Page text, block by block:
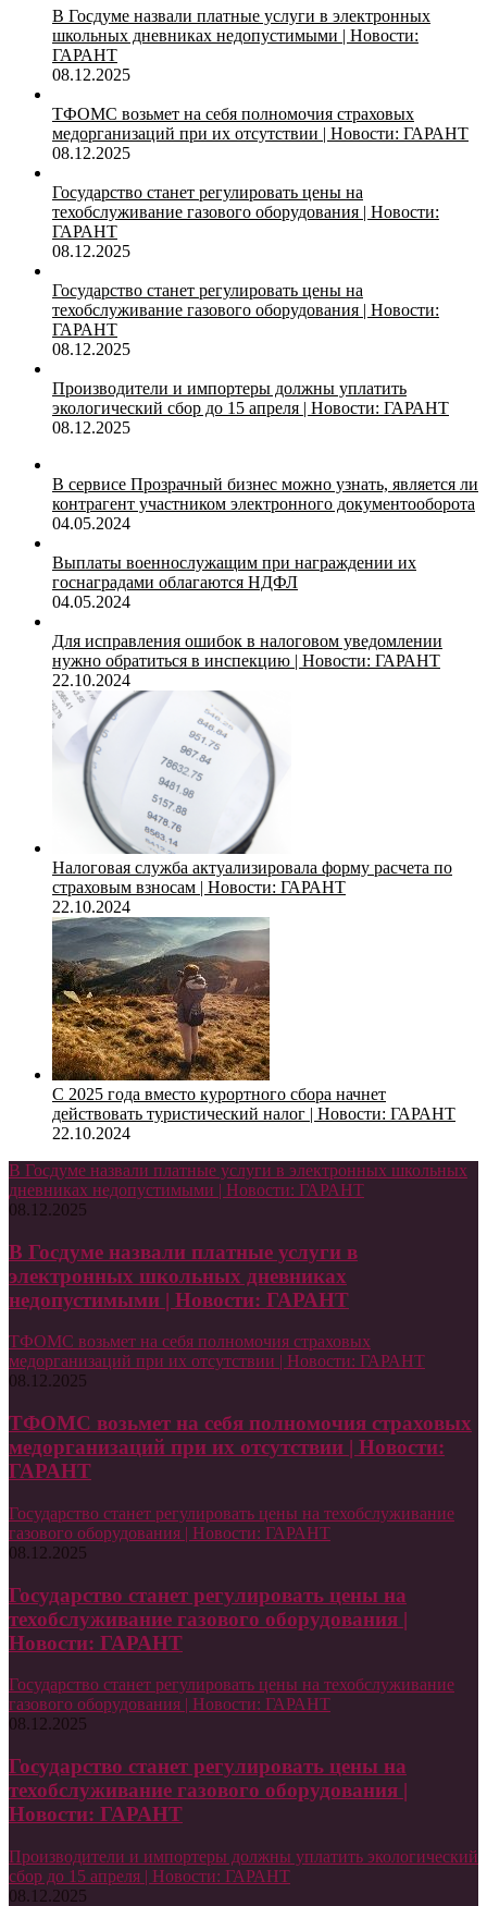
В Госдуме назвали платные услуги в электронных
школьных дневниках недопустимыми | Новости:
ГАРАНТ
08.12.2025
ТФОМС возьмет на себя полномочия страховых
медорганизаций при их отсутствии | Новости: ГАРАНТ
08.12.2025
Государство станет регулировать цены на
техобслуживание газового оборудования | Новости:
ГАРАНТ
08.12.2025
Государство станет регулировать цены на
техобслуживание газового оборудования | Новости:
ГАРАНТ
08.12.2025
Производители и импортеры должны уплатить
экологический сбор до 15 апреля | Новости: ГАРАНТ
08.12.2025
В сервисе Прозрачный бизнес можно узнать, является ли
контрагент участником электронного документооборота
04.05.2024
Выплаты военнослужащим при награждении их
госнаградами облагаются НДФЛ
04.05.2024
Для исправления ошибок в налоговом уведомлении
нужно обратиться в инспекцию | Новости: ГАРАНТ
22.10.2024
Налоговая служба актуализировала форму расчета по
страховым взносам | Новости: ГАРАНТ
22.10.2024
С 2025 года вместо курортного сбора начнет
действовать туристический налог | Новости: ГАРАНТ
22.10.2024
В Госдуме назвали платные услуги в электронных школьных
дневниках недопустимыми | Новости: ГАРАНТ
08.12.2025
В Госдуме назвали платные услуги в
электронных школьных дневниках
недопустимыми | Новости: ГАРАНТ
ТФОМС возьмет на себя полномочия страховых
медорганизаций при их отсутствии | Новости: ГАРАНТ
08.12.2025
ТФОМС возьмет на себя полномочия страховых
медорганизаций при их отсутствии | Новости:
ГАРАНТ
Государство станет регулировать цены на техобслуживание
газового оборудования | Новости: ГАРАНТ
08.12.2025
Государство станет регулировать цены на
техобслуживание газового оборудования |
Новости: ГАРАНТ
Государство станет регулировать цены на техобслуживание
газового оборудования | Новости: ГАРАНТ
08.12.2025
Государство станет регулировать цены на
техобслуживание газового оборудования |
Новости: ГАРАНТ
Производители и импортеры должны уплатить экологический
сбор до 15 апреля | Новости: ГАРАНТ
08.12.2025